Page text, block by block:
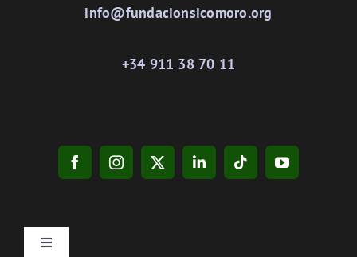
info@fundacionsicomoro.org
+34 911 38 70 11
Toggle